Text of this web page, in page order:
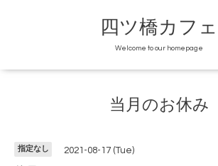
四ツ橋カフェ
Welcome to our homepage
当月のお休み
指定なし 2021-08-17 (Tue)